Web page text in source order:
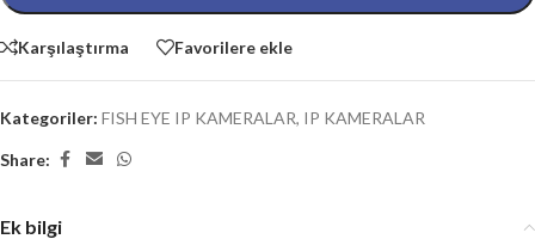
Karşılaştırma Favorilere ekle
Kategoriler: FISH EYE IP KAMERALAR, IP KAMERALAR
Share:
Ek bilgi